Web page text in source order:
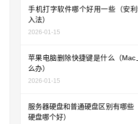
手机打字软件哪个好用一些（安
入法）
2026-01-15
苹果电脑删除快捷键是什么（Mac
么办）
2026-01-15
服务器硬盘和普通硬盘区别有哪些
硬盘哪个好）